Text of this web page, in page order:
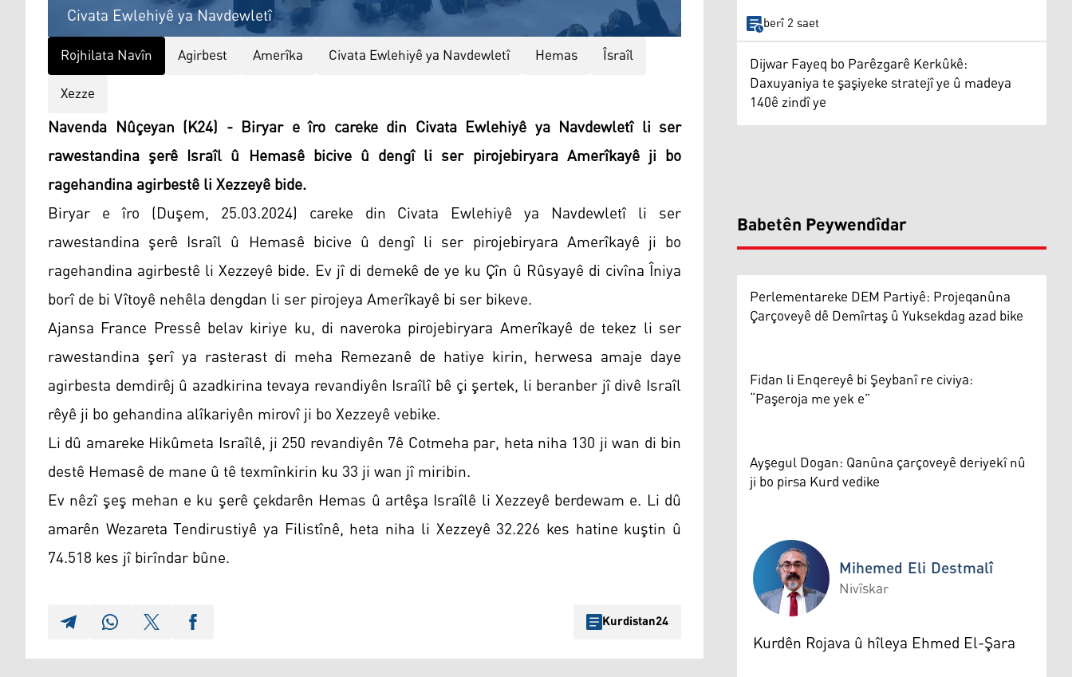
Civata Ewlehiyê ya Navdewletî
Rojhilata Navîn Agirbest Amerîka Civata Ewlehiyê ya Navdewletî Hemas
Îsraîl
Xezze
Navenda Nûçeyan (K24) - Biryar e îro careke din Civata Ewlehiyê ya Navdewletî li ser
rawestandina şerê Israîl û Hemasê bicive û dengî li ser pirojebiryara Amerîkayê ji bo
ragehandina agirbestê li Xezzeyê bide.
Biryar e îro (Duşem, 25.03.2024) careke din Civata Ewlehiyê ya Navdewletî li ser
rawestandina şerê Israîl û Hemasê bicive û dengî li ser pirojebiryara Amerîkayê ji bo
ragehandina agirbestê li Xezzeyê bide. Ev jî di demekê de ye ku Çîn û Rûsyayê di civîna Îniya
borî de bi Vîtoyê nehêla dengdan li ser pirojeya Amerîkayê bi ser bikeve.
Ajansa France Pressê belav kiriye ku, di naveroka pirojebiryara Amerîkayê de tekez li ser
rawestandina şerî ya rasterast di meha Remezanê de hatiye kirin, herwesa amaje daye
agirbesta demdirêj û azadkirina tevaya revandiyên Israîlî bê çi şertek, li beranber jî divê Israîl
rêyê ji bo gehandina alîkariyên mirovî ji bo Xezzeyê vebike.
Li dû amareke Hikûmeta Israîlê, ji 250 revandiyên 7ê Cotmeha par, heta niha 130 ji wan di bin
destê Hemasê de mane û tê texmînkirin ku 33 ji wan jî miribin.
Ev nêzî şeş mehan e ku şerê çekdarên Hemas û artêşa Israîlê li Xezzeyê berdewam e. Li dû
amarên Wezareta Tendirustiyê ya Filistînê, heta niha li Xezzeyê 32.226 kes hatine kuştin û
74.518 kes jî birîndar bûne.
Kurdistan24
berî 2 saet
Dijwar Fayeq bo Parêzgarê Kerkûkê:
Daxuyaniya te şaşiyeke stratejî ye û madeya
140ê zindî ye
Babetên Peywendîdar
Perlementareke DEM Partiyê: Projeqanûna
Çarçoveyê dê Demîrtaş û Yuksekdag azad bike
Fidan li Enqereyê bi Şeybanî re civiya:
“Paşeroja me yek e”
Ayşegul Dogan: Qanûna çarçoveyê deriyekî nû
ji bo pirsa Kurd vedike
Mihemed Eli Destmalî
Mihemed Eli Destmalî
Nivîskar
Kurdên Rojava û hîleya Ehmed El-Şara